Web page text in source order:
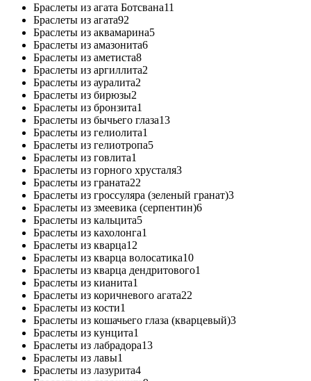
Браслеты из агата Ботсвана11
Браслеты из агата92
Браслеты из аквамарина5
Браслеты из амазонита6
Браслеты из аметиста8
Браслеты из аргиллита2
Браслеты из ауралита2
Браслеты из бирюзы2
Браслеты из бронзита1
Браслеты из бычьего глаза13
Браслеты из гелиолита1
Браслеты из гелиотропа5
Браслеты из говлита1
Браслеты из горного хрусталя3
Браслеты из граната22
Браслеты из гроссуляра (зеленый гранат)3
Браслеты из змеевика (серпентин)6
Браслеты из кальцита5
Браслеты из кахолонга1
Браслеты из кварца12
Браслеты из кварца волосатика10
Браслеты из кварца дендритового1
Браслеты из кианита1
Браслеты из коричневого агата22
Браслеты из кости1
Браслеты из кошачьего глаза (кварцевый)3
Браслеты из кунцита1
Браслеты из лабрадора13
Браслеты из лавы1
Браслеты из лазурита4